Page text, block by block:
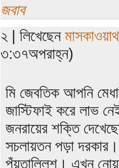
জবাব
২ | লিখেছেন
৩:৩৭অপরাহ্ন)
মি জেবতিক আপনি
জাস্টিফাই করে লাভ
জনরায়ের শক্তি
সচলায়তন পড়া
পঁয়তাল্লিশ। এখন